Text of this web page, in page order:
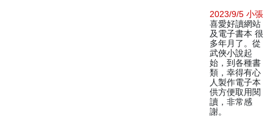
2023/9/5 小張
喜愛好讀網站
及電子書本 很
多年月了。從
武俠小說起
始，到各種書
類，幸得有心
人製作電子本
供方便取用閱
讀，非常感
謝。